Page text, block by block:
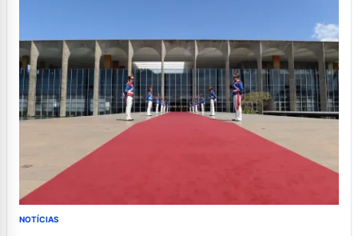
NOTÍCIAS